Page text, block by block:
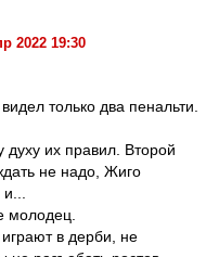
2022 19:30
только два пенальти.
их правил. Второй
не надо, Жиго
в дерби, не